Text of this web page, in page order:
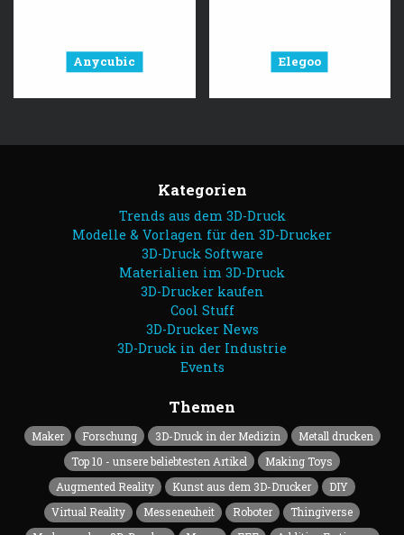
Anycubic Elegoo
Kategorien
Trends aus dem 3D-Druck
Modelle & Vorlagen für den 3D-Drucker
3D-Druck Software
Materialien im 3D-Druck
3D-Drucker kaufen
Cool Stuff
3D-Drucker News
3D-Druck in der Industrie
Events
Themen
Maker Forschung 3D-Druck in der Medizin
Metall drucken
Top 10 - unsere beliebtesten Artikel
Making Toys
Augmented Reality
Kunst aus dem 3D-Drucker
DIY
Virtual Reality
Messeneuheit Roboter
Thingiverse